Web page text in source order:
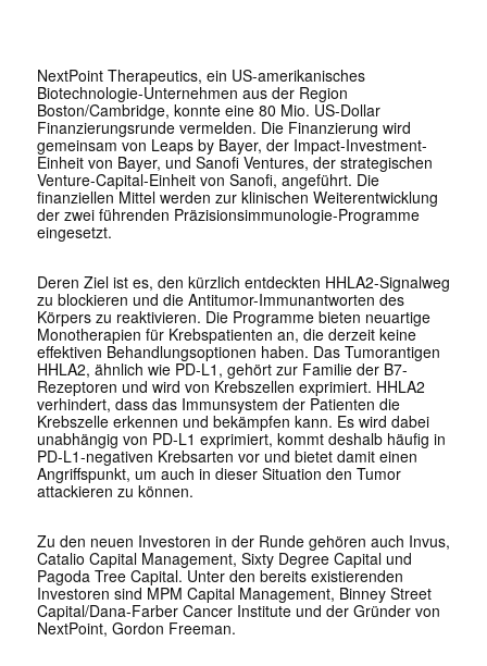
NextPoint Therapeutics, ein US-amerikanisches
Biotechnologie-Unternehmen aus der Region
Boston/Cambridge, konnte eine 80 Mio. US-Dollar
Finanzierungsrunde vermelden. Die Finanzierung wird
gemeinsam von Leaps by Bayer, der Impact-Investment-
Einheit von Bayer, und Sanofi Ventures, der strategischen
Venture-Capital-Einheit von Sanofi, angeführt. Die
finanziellen Mittel werden zur klinischen Weiterentwicklung
der zwei führenden Präzisionsimmunologie-Programme
eingesetzt.
Deren Ziel ist es, den kürzlich entdeckten HHLA2-Signalweg
zu blockieren und die Antitumor-Immunantworten des
Körpers zu reaktivieren. Die Programme bieten neuartige
Monotherapien für Krebspatienten an, die derzeit keine
effektiven Behandlungsoptionen haben. Das Tumorantigen
HHLA2, ähnlich wie PD-L1, gehört zur Familie der B7-
Rezeptoren und wird von Krebszellen exprimiert. HHLA2
verhindert, dass das Immunsystem der Patienten die
Krebszelle erkennen und bekämpfen kann. Es wird dabei
unabhängig von PD-L1 exprimiert, kommt deshalb häufig in
PD-L1-negativen Krebsarten vor und bietet damit einen
Angriffspunkt, um auch in dieser Situation den Tumor
attackieren zu können.
Zu den neuen Investoren in der Runde gehören auch Invus,
Catalio Capital Management, Sixty Degree Capital und
Pagoda Tree Capital. Unter den bereits existierenden
Investoren sind MPM Capital Management, Binney Street
Capital/Dana-Farber Cancer Institute und der Gründer von
NextPoint, Gordon Freeman.